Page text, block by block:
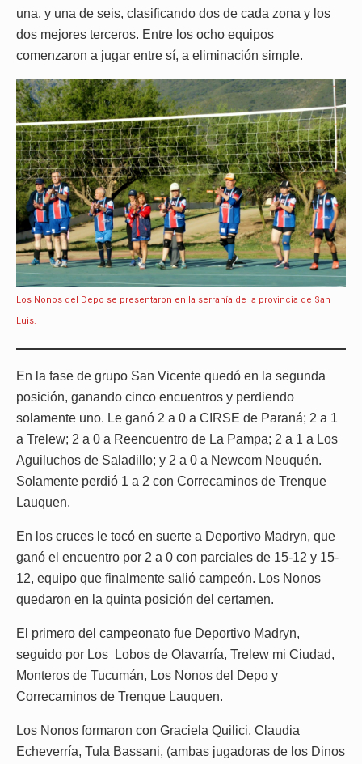
una, y una de seis, clasificando dos de cada zona y los
dos mejores terceros. Entre los ocho equipos
comenzaron a jugar entre sí, a eliminación simple.
Los Nonos del Depo se presentaron en la serranía de la provincia de San
Luis.
En la fase de grupo San Vicente quedó en la segunda
posición, ganando cinco encuentros y perdiendo
solamente uno. Le ganó 2 a 0 a CIRSE de Paraná; 2 a 1
a Trelew; 2 a 0 a Reencuentro de La Pampa; 2 a 1 a Los
Aguiluchos de Saladillo; y 2 a 0 a Newcom Neuquén.
Solamente perdió 1 a 2 con Correcaminos de Trenque
Lauquen.
En los cruces le tocó en suerte a Deportivo Madryn, que
ganó el encuentro por 2 a 0 con parciales de 15-12 y 15-
12, equipo que finalmente salió campeón. Los Nonos
quedaron en la quinta posición del certamen.
El primero del campeonato fue Deportivo Madryn,
seguido por Los Lobos de Olavarría, Trelew mi Ciudad,
Monteros de Tucumán, Los Nonos del Depo y
Correcaminos de Trenque Lauquen.
Los Nonos formaron con Graciela Quilici, Claudia
Echeverría, Tula Bassani, (ambas jugadoras de los Dinos